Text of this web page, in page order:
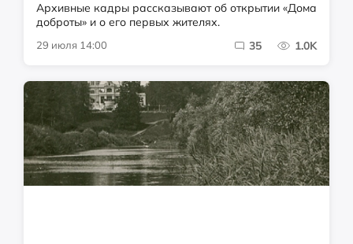
Архивные кадры рассказывают об открытии «Дома
доброты» и о его первых жителях.
29 июля 14:00 35 1.0K